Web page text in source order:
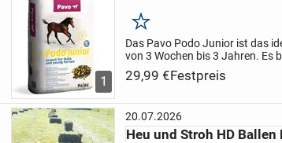
1
Merken
Das Pavo Podo Junior ist das
von 3 Wochen bis 3 Jahren. Es
aus Fetten, gepufftem Getreide
gleichmäßige...
29,99 €Festpreis
20.07.2026
Heu und Stroh HD Ballen